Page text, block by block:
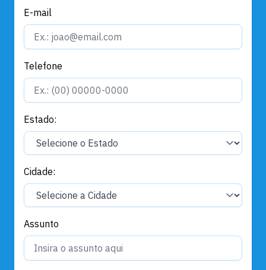
E-mail
Telefone
Estado:
Cidade:
Assunto